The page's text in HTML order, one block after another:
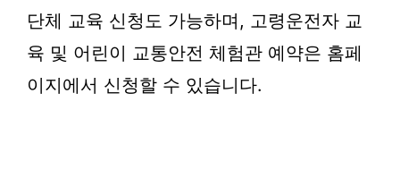
단체 교육 신청도 가능하며, 고령운전자 교
육 및 어린이 교통안전 체험관 예약은 홈페
이지에서 신청할 수 있습니다.